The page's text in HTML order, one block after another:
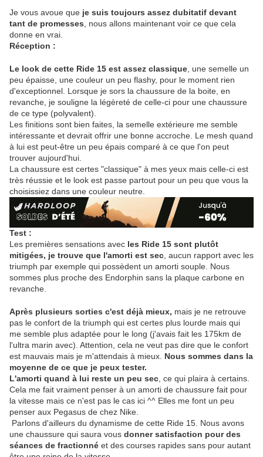
Je vous avoue que je suis toujours assez dubitatif devant
tant de promesses , nous allons maintenant voir ce que cela
donne en vrai.
Réception :
Le look de cette Ride 15 est assez classique , une semelle un
peu épaisse, une couleur un peu flashy, pour le moment rien
d'exceptionnel. Lorsque je sors la chaussure de la boite, en
revanche, je souligne la légèreté de celle-ci pour une chaussure
de ce type (polyvalent).
Les finitions sont bien faites, la semelle extérieure me semble
intéressante et devrait offrir une bonne accroche. Le mesh quand
à lui est peut-être un peu épais comparé à ce que l'on peut
trouver aujourd'hui.
La chaussure est certes "classique" à mes yeux mais celle-ci est
très réussie et le look est passe partout pour un peu que vous la
choisissiez dans une couleur neutre.
Test :
Les premières sensations avec les Ride 15 sont plutôt
mitigées, je trouve que l'amorti est sec , aucun rapport avec les
triumph par exemple qui possèdent un amorti souple. Nous
sommes plus proche des Endorphin sans la plaque carbone en
revanche.
Après plusieurs sorties c'est déjà mieux, mais je ne retrouve
pas le confort de la triumph qui est certes plus lourde mais qui
me semble plus adaptée pour le long (j'avais fait les 175km de
l'ultra marin avec). Attention, cela ne veut pas dire que le confort
est mauvais mais je m'attendais à mieux. Nous sommes dans la
moyenne de ce que je peux tester.
L'amorti quand à lui reste un peu sec , ce qui plaira à certains.
Cela me fait vraiment penser à un amorti de chaussure fait pour
la vitesse mais ce n'est pas le cas ici ^^ Elles me font un peu
penser aux Pegasus de chez Nike.
Parlons d'ailleurs du dynamisme de cette Ride 15. Nous avons
une chaussure qui saura vous donner satisfaction pour des
séances de fractionné et des courses rapides sans pour autant